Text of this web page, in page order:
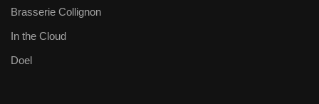
Brasserie Collignon
In the Cloud
Doel